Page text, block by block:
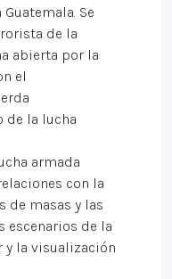
Se
de la
abierta por la
el
de la lucha
armada
con la
de masas y las
escenarios de la
y la visualización